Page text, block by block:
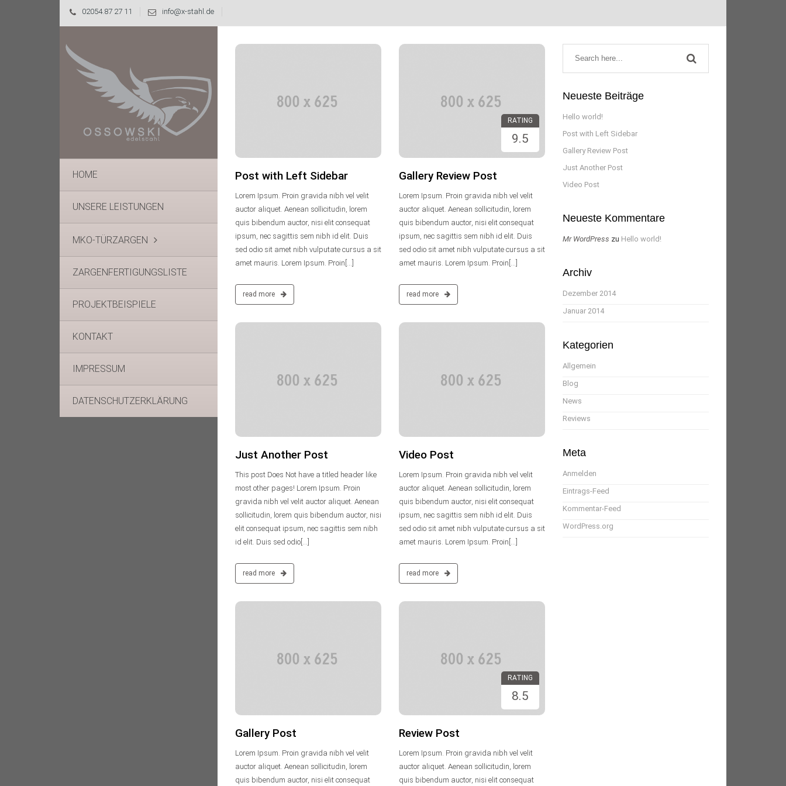
02054.87 27 11 info@x-stahl.de
HOME
UNSERE LEISTUNGEN
MKO-TÜRZARGEN
ZARGENFERTIGUNGSLISTE
PROJEKTBEISPIELE
KONTAKT
IMPRESSUM
DATENSCHUTZERKLÄRUNG
vertikaluser
30. Januar 2014
Keine Kommentare
Post with Left Sidebar
Lorem Ipsum. Proin gravida nibh vel velit
auctor aliquet. Aenean sollicitudin, lorem
quis bibendum auctor, nisi elit consequat
ipsum, nec sagittis sem nibh id elit. Duis
sed odio sit amet nibh vulputate cursus a sit
amet mauris. Lorem Ipsum. Proin[...]
read more
30. Januar 2014
RATING
9.5
Gallery Review Post
Lorem Ipsum. Proin gravida nibh vel velit
auctor aliquet. Aenean sollicitudin, lorem
quis bibendum auctor, nisi elit consequat
ipsum, nec sagittis sem nibh id elit. Duis
sed odio sit amet nibh vulputate cursus a sit
amet mauris. Lorem Ipsum. Proin[...]
read more
vertikaluser
30. Januar 2014
Just Another Post
This post Does Not have a titled header like
most other pages! Lorem Ipsum. Proin
gravida nibh vel velit auctor aliquet. Aenean
sollicitudin, lorem quis bibendum auctor, nisi
elit consequat ipsum, nec sagittis sem nibh
id elit. Duis sed odio[...]
read more
30. Januar 2014
Video Post
Lorem Ipsum. Proin gravida nibh vel velit
auctor aliquet. Aenean sollicitudin, lorem
quis bibendum auctor, nisi elit consequat
ipsum, nec sagittis sem nibh id elit. Duis
sed odio sit amet nibh vulputate cursus a sit
amet mauris. Lorem Ipsum. Proin[...]
read more
Gallery Post
Lorem Ipsum. Proin gravida nibh vel velit
auctor aliquet. Aenean sollicitudin, lorem
quis bibendum auctor, nisi elit consequat
30. Januar 2014
RATING
8.5
Review Post
Lorem Ipsum. Proin gravida nibh vel velit
auctor aliquet. Aenean sollicitudin, lorem
quis bibendum auctor, nisi elit consequat
Neueste Beiträge
Hello world!
Post with Left Sidebar
Gallery Review Post
Just Another Post
Video Post
Neueste Kommentare
Mr WordPress zu Hello world!
Archiv
Dezember 2014
Januar 2014
Kategorien
Allgemein
Blog
News
Reviews
Meta
Anmelden
Eintrags-Feed
Kommentar-Feed
WordPress.org